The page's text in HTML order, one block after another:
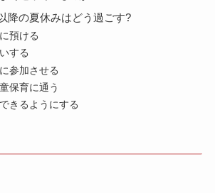
降の夏休みはどう過ごす?
預ける
する
参加させる
保育に通う
きるようにする